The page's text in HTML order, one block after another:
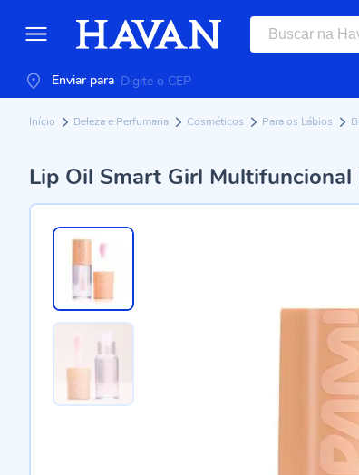
Enviar para
Início Beleza e Perfumaria Cosméticos Para os Lábios
Lip Oil Smart Girl Multifuncional